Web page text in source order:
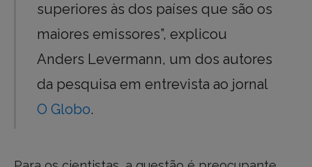
superiores às dos países que são os
maiores emissores”, explicou
Anders Levermann, um dos autores
da pesquisa em entrevista ao jornal
O Globo.